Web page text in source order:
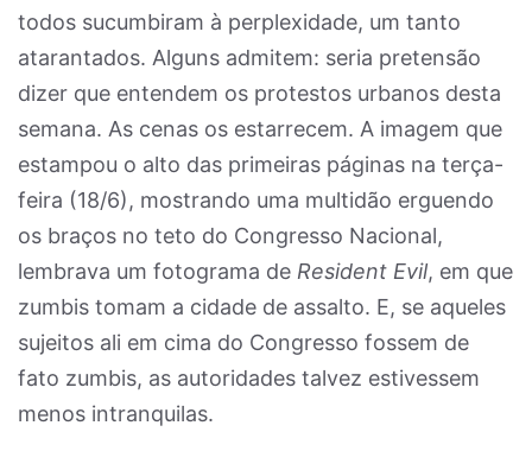
todos sucumbiram à perplexidade, um tanto
atarantados. Alguns admitem: seria pretensão
dizer que entendem os protestos urbanos desta
semana. As cenas os estarrecem. A imagem que
estampou o alto das primeiras páginas na terça-
feira (18/6), mostrando uma multidão erguendo
os braços no teto do Congresso Nacional,
lembrava um fotograma de Resident Evil, em que
zumbis tomam a cidade de assalto. E, se aqueles
sujeitos ali em cima do Congresso fossem de
fato zumbis, as autoridades talvez estivessem
menos intranquilas.